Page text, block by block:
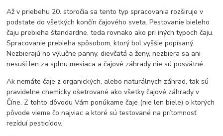
Až v priebehu 20. storočia sa tento typ spracovania rozširuje v
podstate do všetkých končín čajového sveta. Pestovanie bieleho
čaju prebieha štandardne, teda rovnako ako pri iných typoch čaju.
Spracovanie prebieha spôsobom, ktorý bol vyššie popísaný.
Nezbierajú ho výlučne panny, dievčatá a ženy, nezbiera sa ani
nesuší len za splnu mesiaca a čajové záhrady nie sú posvätné.
Ak nemáte čaje z organických, alebo naturálnych záhrad, tak sú
pravidelne chemicky ošetrované ako všetky čajové záhrady v
Číne. Z tohto dôvodu Vám ponúkame čaje (nie len biele) o ktorých
pôvode vieme čo najviac a ktoré sú testované na prítomnosť
rezíduí pesticídov.